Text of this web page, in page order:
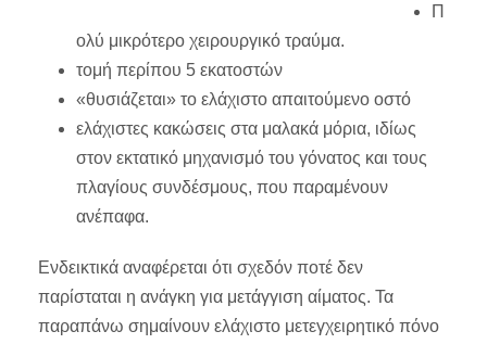
Π
ολύ μικρότερο χειρουργικό τραύμα.
τομή περίπου 5 εκατοστών
«θυσιάζεται» το ελάχιστο απαιτούμενο οστό
ελάχιστες κακώσεις στα μαλακά μόρια, ιδίως
στον εκτατικό μηχανισμό του γόνατος και τους
πλαγίους συνδέσμους, που παραμένουν
ανέπαφα.
Ενδεικτικά αναφέρεται ότι σχεδόν ποτέ δεν
παρίσταται η ανάγκη για μετάγγιση αίματος. Τα
παραπάνω σημαίνουν ελάχιστο μετεγχειρητικό πόνο